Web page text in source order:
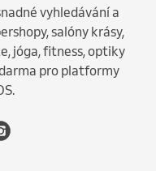
vyhledávání a
salóny krásy,
jóga, fitness, optiky
pro platformy